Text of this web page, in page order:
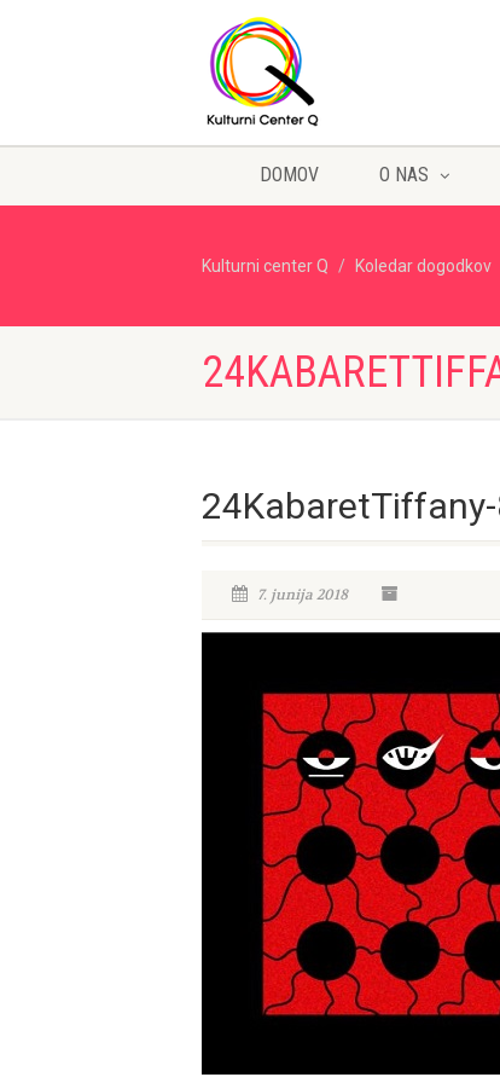
DOMOV O NAS
Kulturni center Q Koledar dogodkov
7. junija 2018